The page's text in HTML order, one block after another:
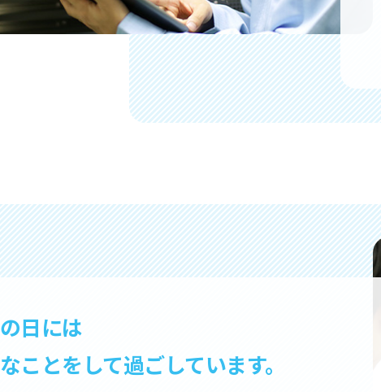
日には
ことをして過ごしています。